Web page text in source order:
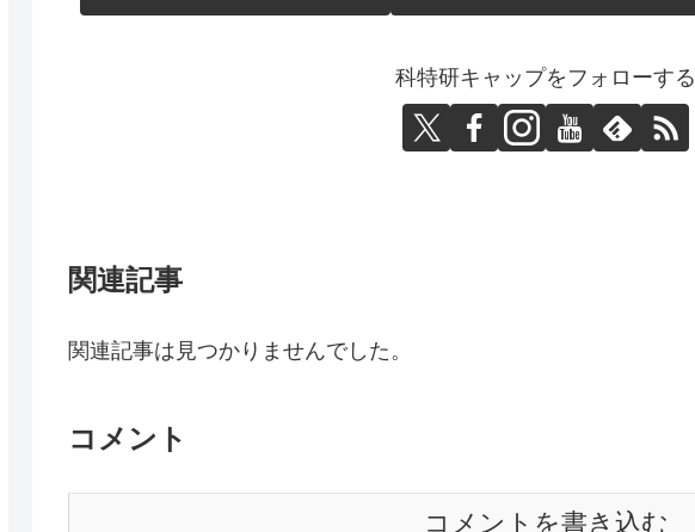
科特研キャップをフォローする
関連記事
関連記事は見つかりませんでした。
コメント
コメントを書き込む